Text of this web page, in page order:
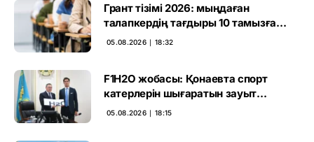
Грант тізімі 2026: мыңдаған
талапкердің тағдыры 10 тамызға
дейін белгілі болады
05.08.2026 ∣ 18:32
F1H2O жобасы: Қонаевта спорт
катерлерін шығаратын зауыт
ашылмақ
05.08.2026 ∣ 18:15